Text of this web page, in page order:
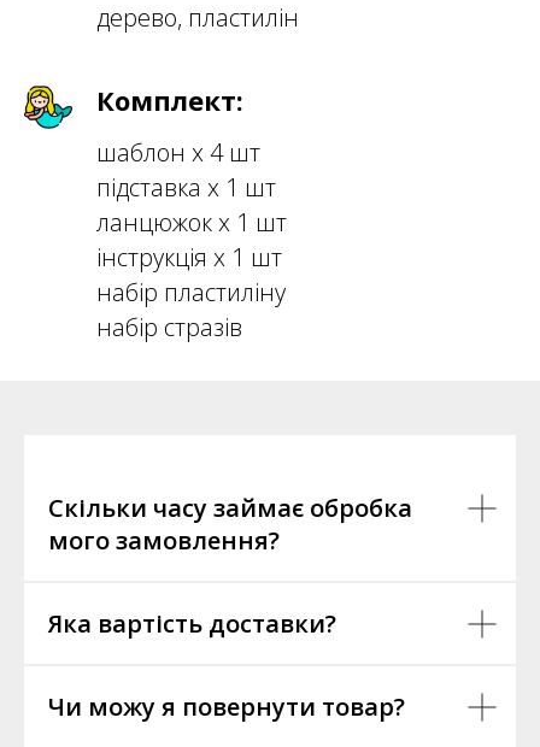
дерево, пластилін
Комплект:
шаблон х 4 шт
підставка х 1 шт
ланцюжок х 1 шт
інструкція х 1 шт
набір пластиліну
набір стразів
Скільки часу займає обробка
мого замовлення?
Яка вартість доставки?
Чи можу я повернути товар?